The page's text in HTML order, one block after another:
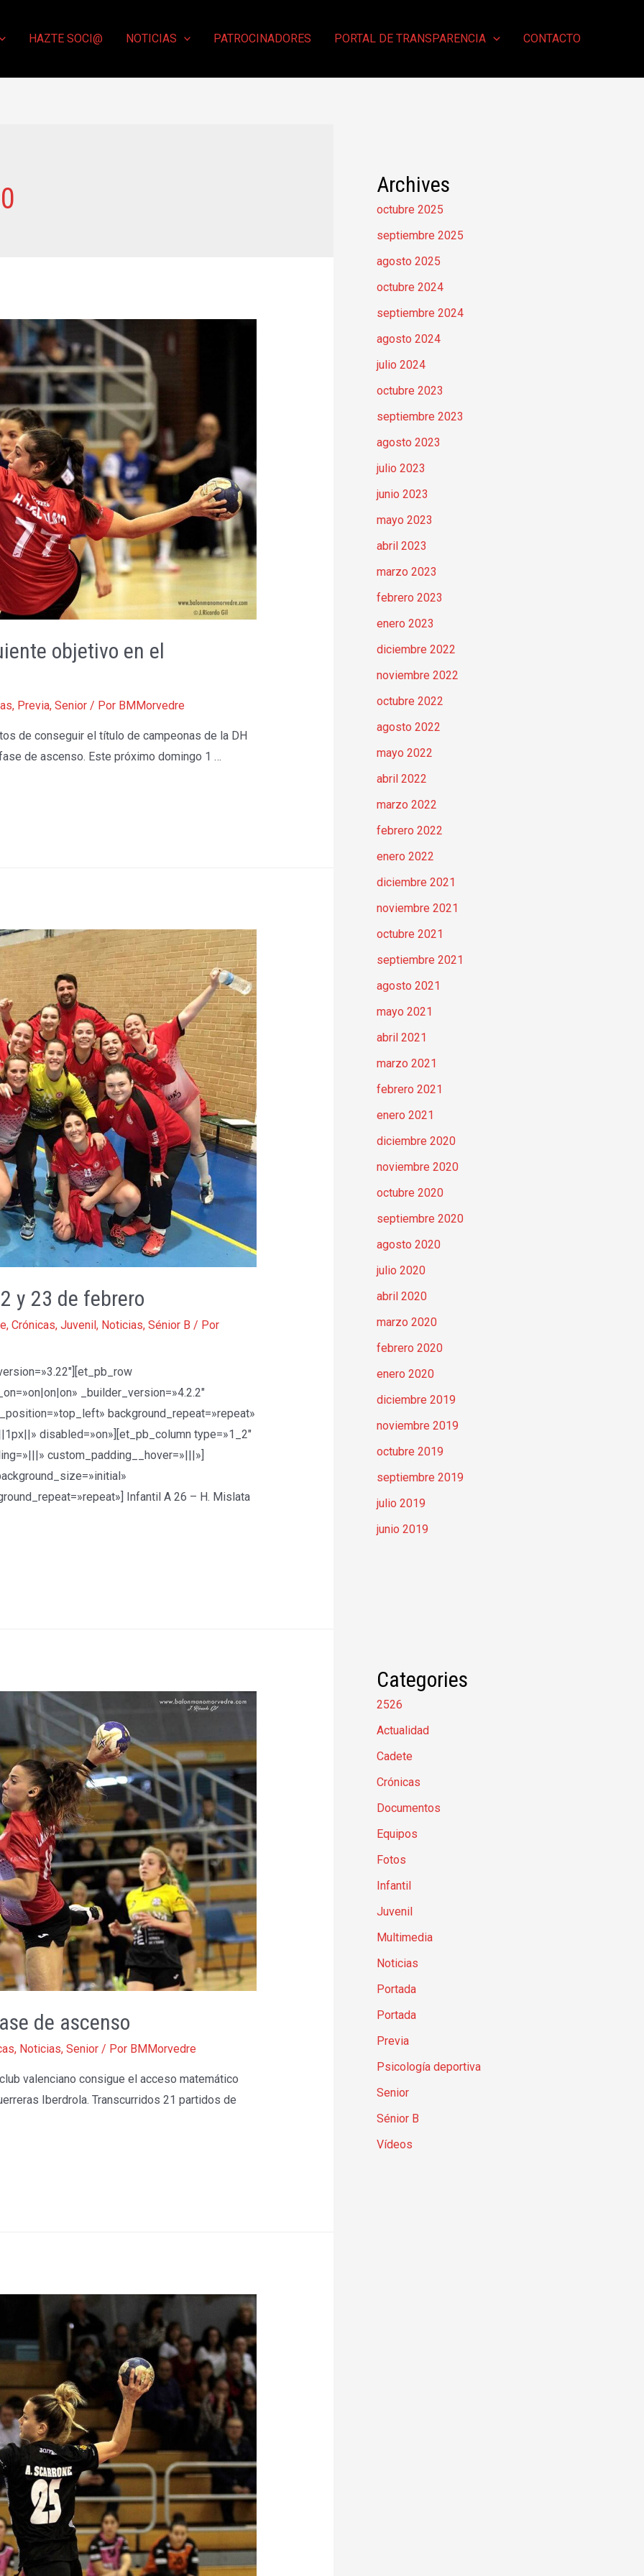
HAZTE SOCI@ NOTICIAS PATROCINADORES PORTAL DE TRANSPARENCIA CONTACTO
objetivo en el
, Previa, Senior/ Por BMMorvedre
de conseguir el título de campeonas de la DH
de ascenso. Este próximo domingo 1 …
y 23 de febrero
, Crónicas, Juvenil, Noticias, Sénior B / Por
_builder_version=»4.2.2″
background_repeat=»repeat»
disabled=»on»][et_pb_column type=»1_2″
custom_padding__hover=»|||»]
Infantil A 26 – H. Mislata
de ascenso
, Noticias, Senior/ Por BMMorvedre
valenciano consigue el acceso matemático
Iberdrola. Transcurridos 21 partidos de
Archives
octubre 2025
septiembre 2025
agosto 2025
octubre 2024
septiembre 2024
agosto 2024
julio 2024
octubre 2023
septiembre 2023
agosto 2023
julio 2023
junio 2023
mayo 2023
abril 2023
marzo 2023
febrero 2023
enero 2023
diciembre 2022
noviembre 2022
octubre 2022
agosto 2022
mayo 2022
abril 2022
marzo 2022
febrero 2022
enero 2022
diciembre 2021
noviembre 2021
octubre 2021
septiembre 2021
agosto 2021
mayo 2021
abril 2021
marzo 2021
febrero 2021
enero 2021
diciembre 2020
noviembre 2020
octubre 2020
septiembre 2020
agosto 2020
julio 2020
abril 2020
marzo 2020
febrero 2020
enero 2020
diciembre 2019
noviembre 2019
octubre 2019
septiembre 2019
julio 2019
junio 2019
Categories
2526
Actualidad
Cadete
Crónicas
Documentos
Equipos
Fotos
Infantil
Juvenil
Multimedia
Noticias
Portada
Portada
Previa
Psicología deportiva
Senior
Sénior B
Vídeos